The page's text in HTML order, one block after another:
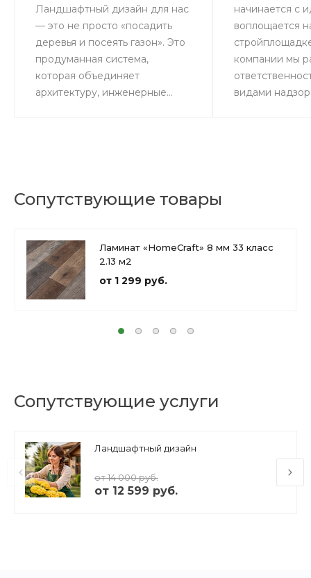
Ландшафтный дизайн для нас
— это не просто «посадить
деревья и посеять газон». Это
продуманная система,
которая объединяет
архитектуру, инженерные...
начинается с
воплощается
компании мы
видами
Сопутствующие товары
Ламинат «HomeCraft» 8 мм 33 класс
2.13 м2
от 1 299 руб.
Сопутствующие услуги
Ландшафтный дизайн
от 14 000 руб.
от 12 599 руб.